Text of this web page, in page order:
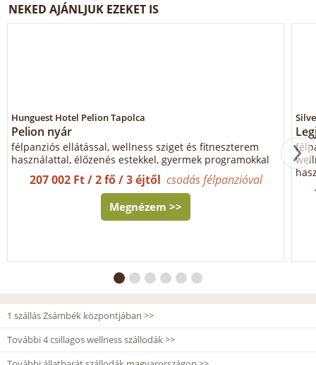
NEKED AJÁNLJUK EZEKET IS
Hunguest Hotel Pelion Tapolca
Pelion nyár
félpanziós ellátással, wellness sziget és fitneszterem
használattal, élőzenés estekkel, gyermek programokkal
207 002 Ft / 2 fő / 3 éjtől csodás félpanzióval
Megnézem >>
1 szállás Zsámbék központjában >>
További 4 csillagos wellness szállodák >>